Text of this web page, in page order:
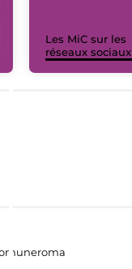
Les MiC sur les
réseaux sociaux